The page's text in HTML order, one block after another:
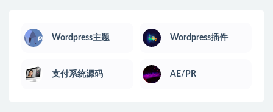
Wordpress主题 Wordpress插件
支付系统源码 AE/PR